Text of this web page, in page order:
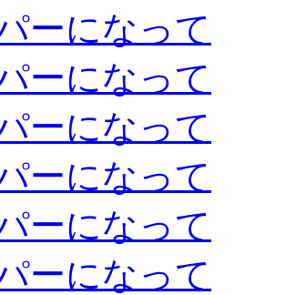
ーになって
ーになって
ーになって
ーになって
ーになって
ーになって